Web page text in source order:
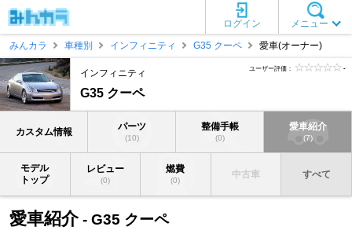
メニュー
ログイン
みんカラ
車種別 インフィニティ G35 クーペ 愛車(オーナー)
インフィニティ
G35 クーペ
ユーザー評価： -
カスタム情報 パーツ
(10)
整備手帳
(0)
愛車紹介
(7)
モデル
トップ
レビュー
(0)
燃費
(0)
中古車 すべて
愛車紹介- G35 クーペ